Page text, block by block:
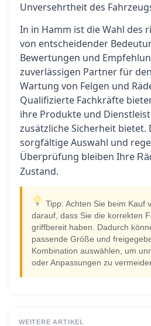
Unversehrtheit des
In in Hamm ist die Wahl des
von entscheidender
Bewertungen und
zuverlässigen Partner für
Wartung von Felgen und
Qualifizierte Fachkräfte
ihre Produkte und
zusätzliche Sicherheit bietet.
sorgfältige Auswahl und
Überprüfung bleiben Ihre
Zustand.
Tipp: Achten Sie beim Kauf
darauf, dass Sie die korrekten
griffbereit haben. Dadurch
passende Größe und
Kombination auswählen, um
oder Anpassungen zu
WEITERE ARTIKEL